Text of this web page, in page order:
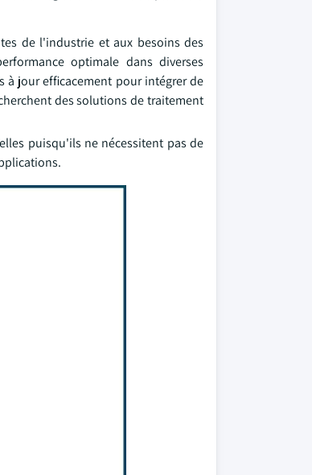
de l'industrie et aux besoins des
optimale dans diverses
à jour efficacement pour intégrer de
des solutions de traitement
puisqu'ils ne nécessitent pas de